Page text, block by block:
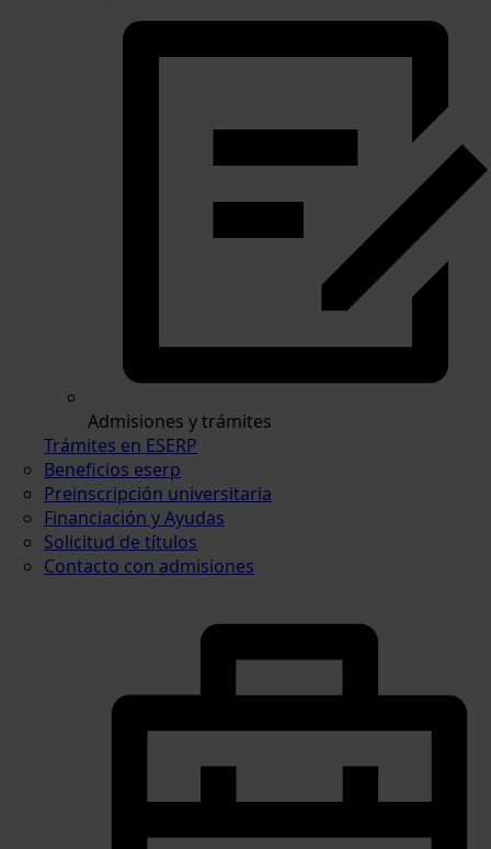
Admisiones y trámites
Trámites en ESERP
Beneficios eserp
Preinscripción universitaria
Financiación y Ayudas
Solicitud de títulos
Contacto con admisiones